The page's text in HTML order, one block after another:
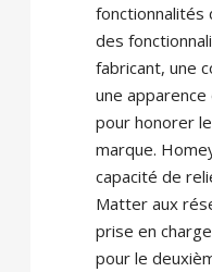
fonctionnalités
des
fabricant, une
une
pour honorer
marque.
capacité de
Matter aux
prise en
pour le